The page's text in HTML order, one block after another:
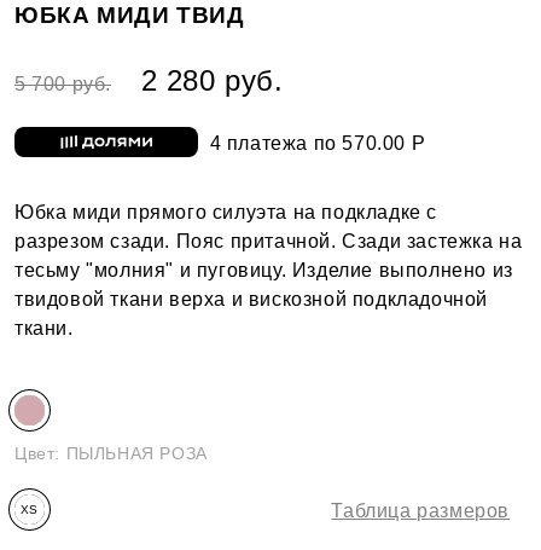
ЮБКА МИДИ ТВИД
5 700 руб. 2 280 руб.
4 платежа по 570.00 Р
Юбка миди прямого силуэта на подкладке с
разрезом сзади. Пояс притачной. Сзади застежка на
тесьму "молния" и пуговицу. Изделие выполнено из
твидовой ткани верха и вискозной подкладочной
ткани.
Цвет: ПЫЛЬНАЯ РОЗА
XS Таблица размеров